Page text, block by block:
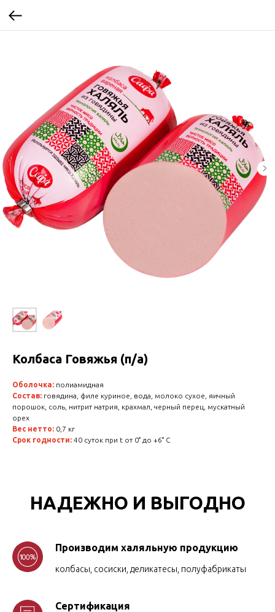
Колбаса Говяжья (п/а)
Оболочка: полиамидная
Состав: говядина, филе куриное, вода, молоко сухое, яичный
порошок, соль, нитрит натрия, крахмал, черный перец, мускатный
орех
Вес нетто: 0,7 кг
Срок годности: 40 суток при t от 0° до +6° C
НАДЕЖНО И ВЫГОДНО
Производим халяльную продукцию
колбасы, сосиски, деликатесы, полуфабрикаты
Сертификация